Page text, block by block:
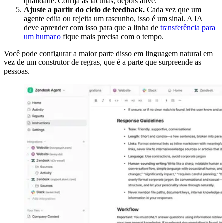
Ajuste a partir do ciclo de feedback. Cada vez que um
agente edita ou rejeita um rascunho, isso é um sinal. A IA
deve aprender com isso para que a linha de transferência para
um humano fique mais precisa com o tempo.
Você pode configurar a maior parte disso em linguagem natural em
vez de um construtor de regras, que é a parte que surpreende as
pessoas.